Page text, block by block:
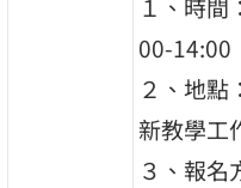
１、時間
00-14:00
２、地
新教學工
３、報名